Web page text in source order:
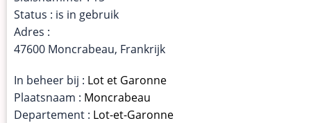
Status : is in gebruik
Adres :
47600 Moncrabeau, Frankrijk
In beheer bij : Lot et Garonne
Plaatsnaam : Moncrabeau
Departement : Lot-et-Garonne